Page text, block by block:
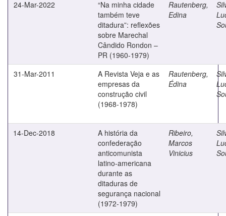
24-Mar-2022
“Na minha cidade
também teve
ditadura”: reflexões
sobre Marechal
Cândido Rondon –
PR (1960-1979)
Rautenberg,
Edina
31-Mar-2011
A Revista Veja e as
empresas da
construção civil
(1968-1978)
Rautenberg,
Édina
14-Dec-2018
A história da
confederação
anticomunista
latino-americana
durante as
ditaduras de
segurança nacional
(1972-1979)
Ribeiro,
Marcos
Vinicius